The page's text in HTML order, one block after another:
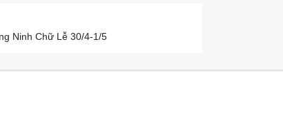
Ninh Chữ Lễ 30/4-1/5